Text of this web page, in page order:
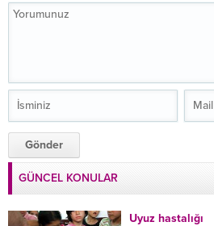
GÜNCEL KONULAR
Uyuz hastalığı